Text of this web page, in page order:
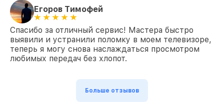
Егоров Тимофей
Спасибо за отличный сервис! Мастера быстро
выявили и устранили поломку в моем телевизоре,
теперь я могу снова наслаждаться просмотром
любимых передач без хлопот.
Больше отзывов